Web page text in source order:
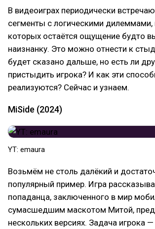
В видеоиграх периодически
сегменты с логическими дилеммами,
которых остаётся ощущение будто
наизнанку. Это можно отнести к
будет сказано дальше, но есть ли
пристыдить игрока? И как эти
реализуются? Сейчас и узнаем.
MiSide (2024)
YT: emaura
Возьмём не столь далёкий и
популярный пример. Игра
попаданца, заключенного в мир
сумасшедшим маскотом Митой,
нескольких версиях. Задача игрока